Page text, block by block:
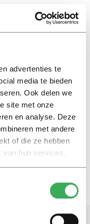
advertenties te
media te bieden
Ook delen we
site met onze
en analyse. Deze
met andere
of die ze hebben
van hun services.
EN
LINDA.meiden:
2017